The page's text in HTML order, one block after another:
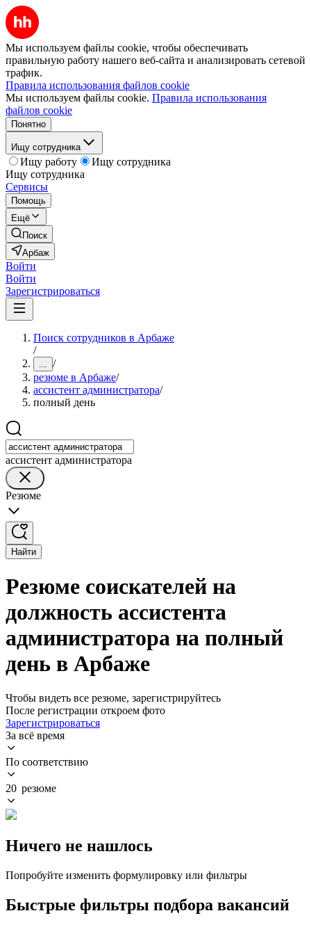
Мы используем файлы cookie, чтобы обеспечивать
правильную работу нашего веб-сайта и анализировать сетевой
трафик.
Правила использования файлов cookie
Мы используем файлы cookie. Правила использования
файлов cookie
Понятно
Ищу сотрудника
Ищу работу
Ищу сотрудника
Ищу сотрудника
Сервисы
Помощь
Ещё
Поиск
Арбаж
Войти
Войти
Зарегистрироваться
Поиск сотрудников в Арбаже
/
... /
резюме в Арбаже/
ассистент администратора/
полный день
ассистент администратора
Резюме
Найти
Резюме соискателей на
должность ассистента
администратора на полный
день в Арбаже
Чтобы видеть все резюме, зарегистрируйтесь
После регистрации откроем фото
Зарегистрироваться
За всё время
По соответствию
20 резюме
Ничего не нашлось
Попробуйте изменить формулировку или фильтры
Быстрые фильтры подбора вакансий